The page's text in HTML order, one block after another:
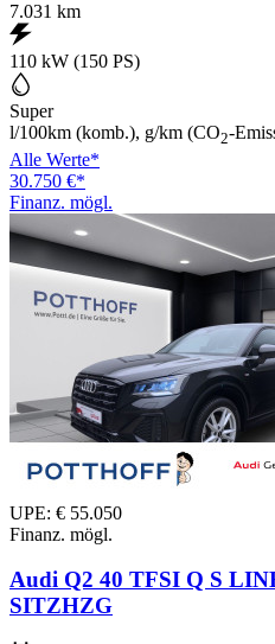
7.031 km
110 kW (150 PS)
Super
l/100km (komb.), g/km (CO2-
Alle Werte*
30.750 €*
Finanz. mögl.
UPE: € 55.050
Finanz. mögl.
Audi Q2 40 TFSI Q S
SITZHZG